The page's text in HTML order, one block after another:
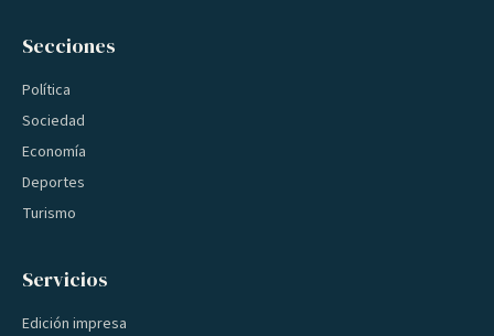
Secciones
Política
Sociedad
Economía
Deportes
Turismo
Servicios
Edición impresa